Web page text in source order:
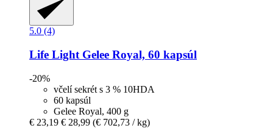
5.0 (4)
Life Light Gelee Royal, 60 kapsúl
-20%
včelí sekrét s 3 % 10HDA
60 kapsúl
Gelee Royal, 400 g
€ 23,19 € 28,99 (€ 702,73 / kg)